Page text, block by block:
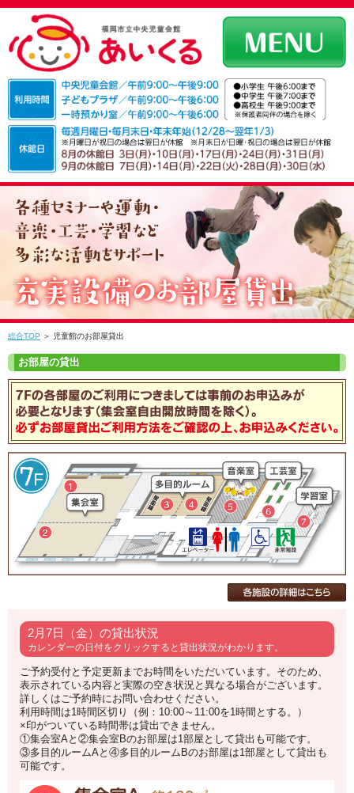
総合TOP ＞ 児童館のお部屋貸出
2月7日（金）の貸出状況
カレンダーの日付をクリックすると貸出状況がわかります。
ご予約受付と予定更新までお時間をいただいています。そのため、
表示されている内容と実際の空き状況と異なる場合がございます。
詳しくはご予約時にお問い合わせください。
利用時間は1時間区切り（例：10:00～11:00を1時間とする。）
×印がついている時間帯は貸出できません。
①集会室Aと②集会室Bのお部屋は1部屋として貸出も可能です。
③多目的ルームAと④多目的ルームBのお部屋は1部屋として貸出も
可能です。